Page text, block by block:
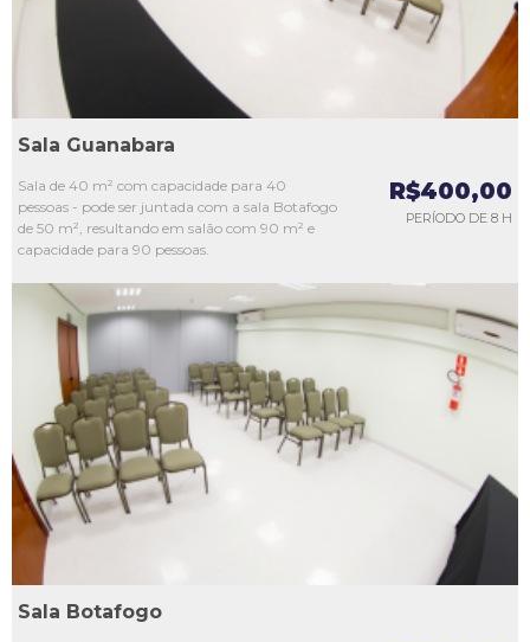
Sala Guanabara
Sala de 40 m² com capacidade para 40
pessoas - pode ser juntada com a sala Botafogo
de 50 m², resultando em salão com 90 m² e
capacidade para 90 pessoas.
R$400,00
PERÍODO DE 8 H
L1
L2
L3
L4
Sala Botafogo